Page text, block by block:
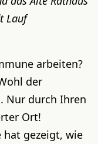
Lauf
arbeiten?
der
Nur durch Ihren
Ort!
hat gezeigt, wie